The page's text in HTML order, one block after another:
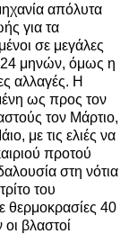
απόλυτα
για τα
σε μεγάλες
24 μηνών, όμως η
αλλαγές. Η
ως προς τον
τον Μάρτιο,
με τις ελιές να
προτού
στη νότια
του
θερμοκρασίες 40
βλαστοί